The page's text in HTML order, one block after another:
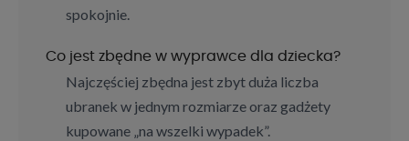
spokojnie.
Co jest zbędne w wyprawce dla dziecka?
Najczęściej zbędna jest zbyt duża liczba
ubranek w jednym rozmiarze oraz gadżety
kupowane „na wszelki wypadek”.